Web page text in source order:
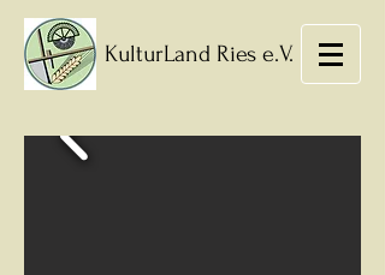
KulturLand Ries e.V.